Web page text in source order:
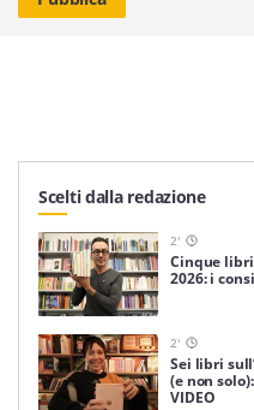
Scelti dalla redazione
2'
Cinque libri
2026: i
2'
Sei libri
(e non
VIDEO